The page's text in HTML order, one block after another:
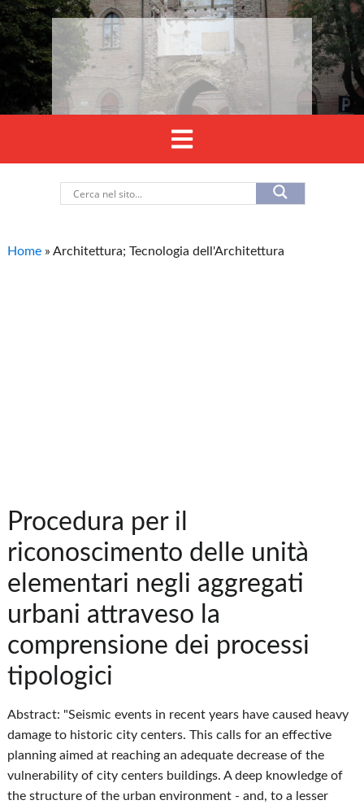
Home »Architettura; Tecnologia dell'Architettura
Procedura per il
riconoscimento delle unità
elementari negli aggregati
urbani attraveso la
comprensione dei processi
tipologici
Abstract: "Seismic events in recent years have caused heavy
damage to historic city centers. This calls for an effective
planning aimed at reaching an adequate decrease of the
vulnerability of city centers buildings. A deep knowledge of
the structure of the urban environment ‐ and, to a lesser